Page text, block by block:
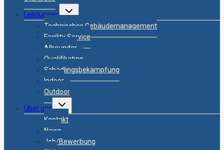
Leistungen
Untermenü
umschalten
Technisches Gebäudemanagement
Facility Service
Allrounder
Qualifikation
Schädlingsbekämpfung
Indoor
Outdoor
Über uns
Untermenü
umschalten
Kontakt
News
Job/Bewerbung